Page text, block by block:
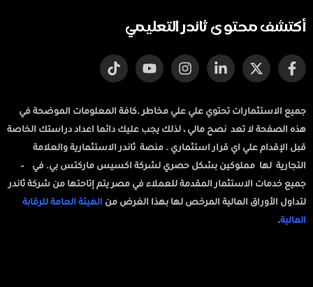
أكتشف محتوى ثاندر التعليمي
جميع الاستثمارات تحتوي علي علي مخاطر .كافة المعلومات الموضحة في
هذه الصفحة لا تعد نصح مالي ، لذلك يجب عليك دائما اعداد دراستك الخاصة
قبل الإقدام علي اي قرار استثماري . منصة ثاندر الاستثمارية والعلامة
التجارية لها مملوكين بشكل حصري لشركة اكسيس ماركتس بي. في –
جميع خدمات الاستثمار المقدمة للعملاء في مصر يتم إتاحتها من شركة ثاندر
لتداول الأوراق المالية المرخص لها بهذا الغرض من الهيئة العامة للرقابة
المالية.